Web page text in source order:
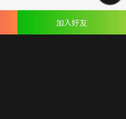
團隊，創造出無數最具特色網頁設
最新特效技術，我們仍不斷學習推
加入好友